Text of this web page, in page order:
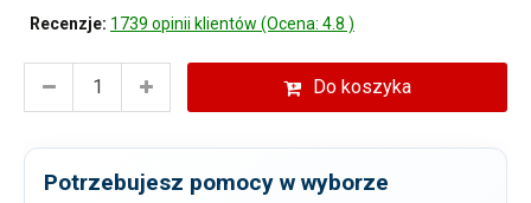
Recenzje: 1739 opinii klientów (Ocena: 4.8 )
Do koszyka
Potrzebujesz pomocy w wyborze